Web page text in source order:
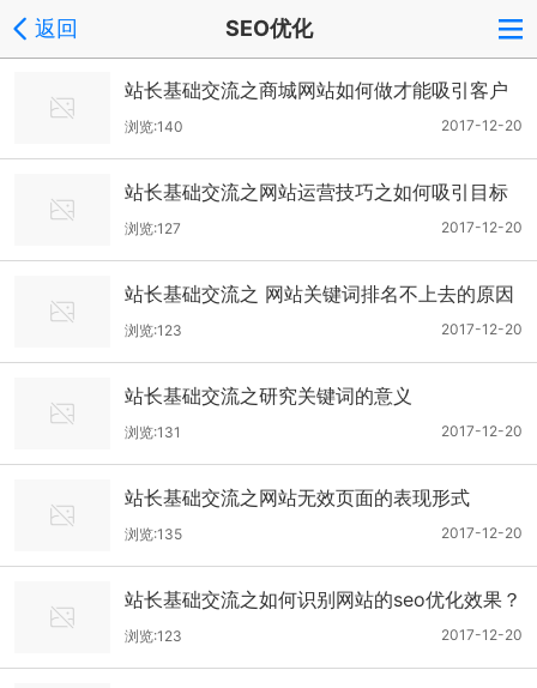
返回 SEO优化
站长基础交流之商城网站如何做才能吸引客户
2017-12-20
浏览:140
站长基础交流之网站运营技巧之如何吸引目标
客户
2017-12-20
浏览:127
站长基础交流之 网站关键词排名不上去的原因
2017-12-20
浏览:123
站长基础交流之研究关键词的意义
2017-12-20
浏览:131
站长基础交流之网站无效页面的表现形式
2017-12-20
浏览:135
站长基础交流之如何识别网站的seo优化效果？
2017-12-20
浏览:123